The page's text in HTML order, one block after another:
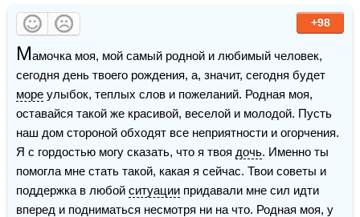
+98
Мамочка моя, мой самый родной и любимый человек,
море улыбок, теплых слов и пожеланий. Родная моя,
оставайся такой же красивой, веселой и молодой. Пусть
наш дом стороной обходят все неприятности и огорчения.
Я с гордостью могу сказать, что я твоя дочь. Именно ты
помогла мне стать такой, какая я сейчас. Твои советы и
поддержка в любой ситуации придавали мне сил идти
вперед и подниматься несмотря ни на что. Родная моя, у